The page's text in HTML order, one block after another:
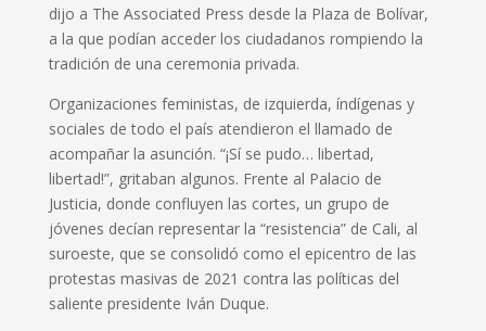
dijo a The Associated Press desde la Plaza de Bolívar,
a la que podían acceder los ciudadanos rompiendo la
tradición de una ceremonia privada.
Organizaciones feministas, de izquierda, índígenas y
sociales de todo el país atendieron el llamado de
acompañar la asunción. “¡Sí se pudo… libertad,
libertad!”, gritaban algunos. Frente al Palacio de
Justicia, donde confluyen las cortes, un grupo de
jóvenes decían representar la “resistencia” de Cali, al
suroeste, que se consolidó como el epicentro de las
protestas masivas de 2021 contra las políticas del
saliente presidente Iván Duque.